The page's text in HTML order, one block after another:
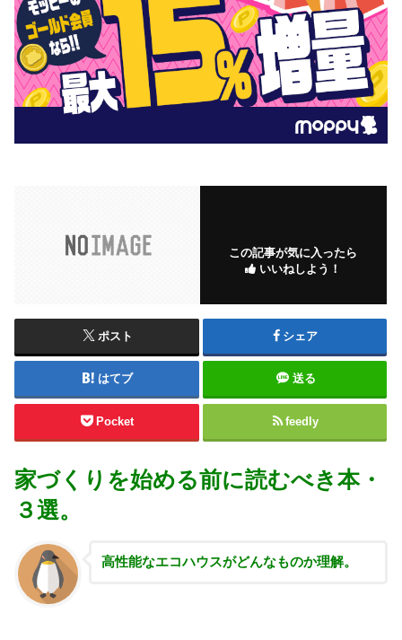
この記事が気に入ったら
いいねしよう！
ポスト シェア
はてブ 送る
Pocket feedly
家づくりを始める前に読むべき本・
３選。
高性能なエコハウスがどんなものか理解。